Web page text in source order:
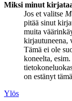
Miksi minut
Jos et valitse
pitää sinut
muita
kirjautuneena,
Tämä ei ole
koneelta,
on estänyt
Ylös